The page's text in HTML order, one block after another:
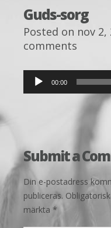
Guds-sorg
Posted on nov 2,
comments
Ljudspelare
00:00
Submit a
Din e-postadress
publiceras.
märkta *